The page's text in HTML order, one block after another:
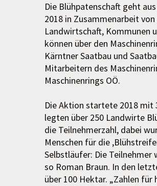
Die Blühpatenschaft geht
2018 in Zusammenarbeit
Landwirtschaft, Kommunen
können über den
Kärntner Saatbau und
Mitarbeitern des
Maschinenrings OÖ.
Die Aktion startete 2018 mit
legten über 250 Landwirte
die Teilnehmerzahl, dabei
Menschen für die
Selbstläufer: Die Teilnehmer
so Roman Braun. In den
über 100 Hektar. „Zahlen